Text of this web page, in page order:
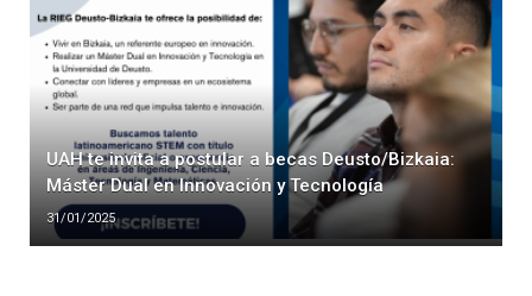
UAH te invita a postular a becas Deusto/Bizkaia:
Máster Dual en Innovación y Tecnología
31/01/2025